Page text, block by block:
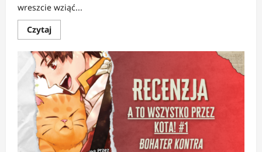
wreszcie wziąć...
CzytajDowiedz
się
o
RECENZJA:
Soara
domy
dla
potworów
1
|
Zbudować
sobie
miejsce